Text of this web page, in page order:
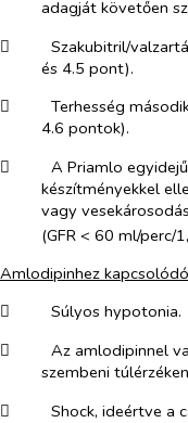
adagját követően
​
Szakubitril/
és 4.5 pont).
​
Terhesség
4.6 pontok).
​
A Priamlo
készítményekkel
vagy
(GFR < 60 ml/perc/
Amlodipinhez
​
Súlyos hypotonia.
​
Az amlodipinnel
szembeni
​
Shock, ideértve a